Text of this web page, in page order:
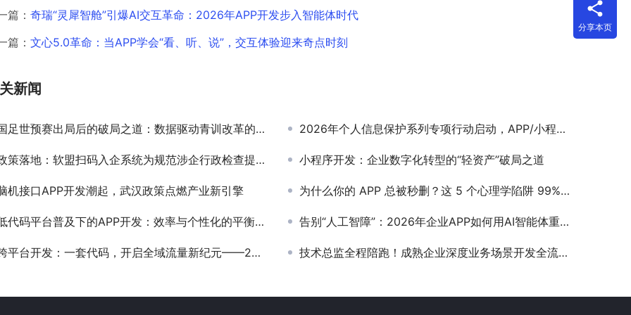
篇： 奇瑞“灵犀智舱”引爆AI交互革命：2026年APP开发步入智能体时代
篇： 文心5.0革命：当APP学会“看、听、说”，交互体验迎来奇点时刻
新闻
足世预赛出局后的破局之道：数据驱动青训改革的APP创新实践 2026年个人信息保护系列专项行动启动，APP/小程序开发者如何规避合规风险？
策落地：软盟扫码入企系统为规范涉企行政检查提供数字化解决方案 小程序开发：企业数字化转型的“轻资产”破局之道
机接口APP开发潮起，武汉政策点燃产业新引擎 为什么你的 APP 总被秒删？这 5 个心理学陷阱 99% 设计师都踩过！
代码平台普及下的APP开发：效率与个性化的平衡点在哪里 告别“人工智障”：2026年企业APP如何用AI智能体重构内部运营流程？
平台开发：一套代码，开启全域流量新纪元——2025年小程序生态下的技术革新与实战剖析 技术总监全程陪跑！成熟企业深度业务场景开发全流程拆解
分享本页